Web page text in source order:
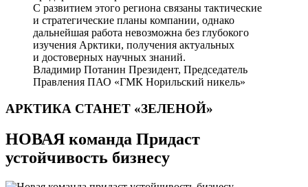
С развитием этого региона связаны тактические
и стратегические планы компании, однако
дальнейшая работа невозможна без глубокого
изучения Арктики, получения актуальных
и достоверных научных знаний.
Владимир Потанин Президент, Председатель
Правления ПАО «ГМК Норильский никель»
АРКТИКА СТАНЕТ «ЗЕЛЕНОЙ»
НОВАЯ команда Придаст
устойчивость бизнесу